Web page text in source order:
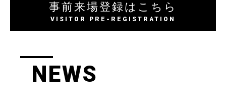
事前来場登録はこちら
VISITOR PRE-REGISTRATION
NEWS